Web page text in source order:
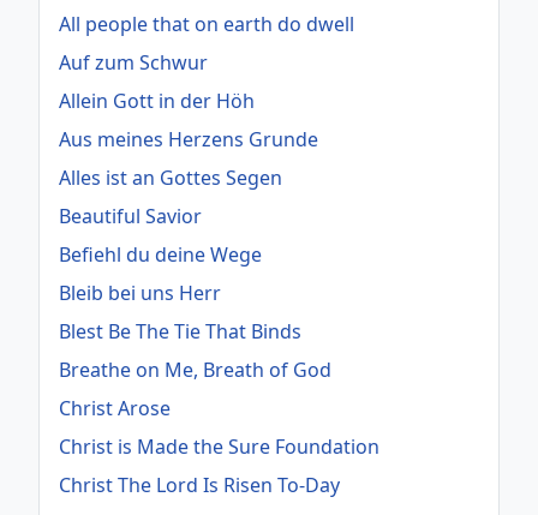
All people that on earth do dwell
Auf zum Schwur
Allein Gott in der Höh
Aus meines Herzens Grunde
Alles ist an Gottes Segen
Beautiful Savior
Befiehl du deine Wege
Bleib bei uns Herr
Blest Be The Tie That Binds
Breathe on Me, Breath of God
Christ Arose
Christ is Made the Sure Foundation
Christ The Lord Is Risen To-Day